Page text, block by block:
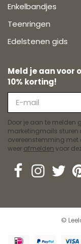
Enkelbandjes
Teenringen
Edelstenen gids
Meld je aan voor
10% korting!
Door je aan te melden
marketingmails sturen
overeenstemming met
weer afmelden voor
©